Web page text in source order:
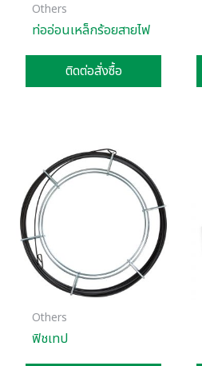
Others
ท่ออ่อนเหล็กร้อยสายไฟ
ติดต่อสั่งซื้อ
Others
ฟิชเทป